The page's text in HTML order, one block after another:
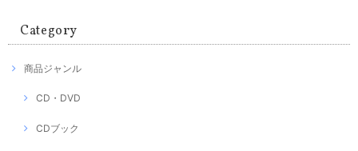
Category
商品ジャンル
CD・DVD
CDブック